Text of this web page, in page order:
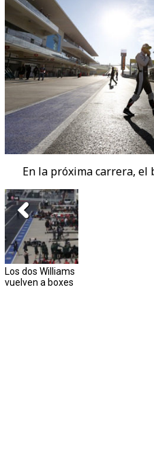
En la próxima carrera, el
Los dos Williams
vuelven a boxes